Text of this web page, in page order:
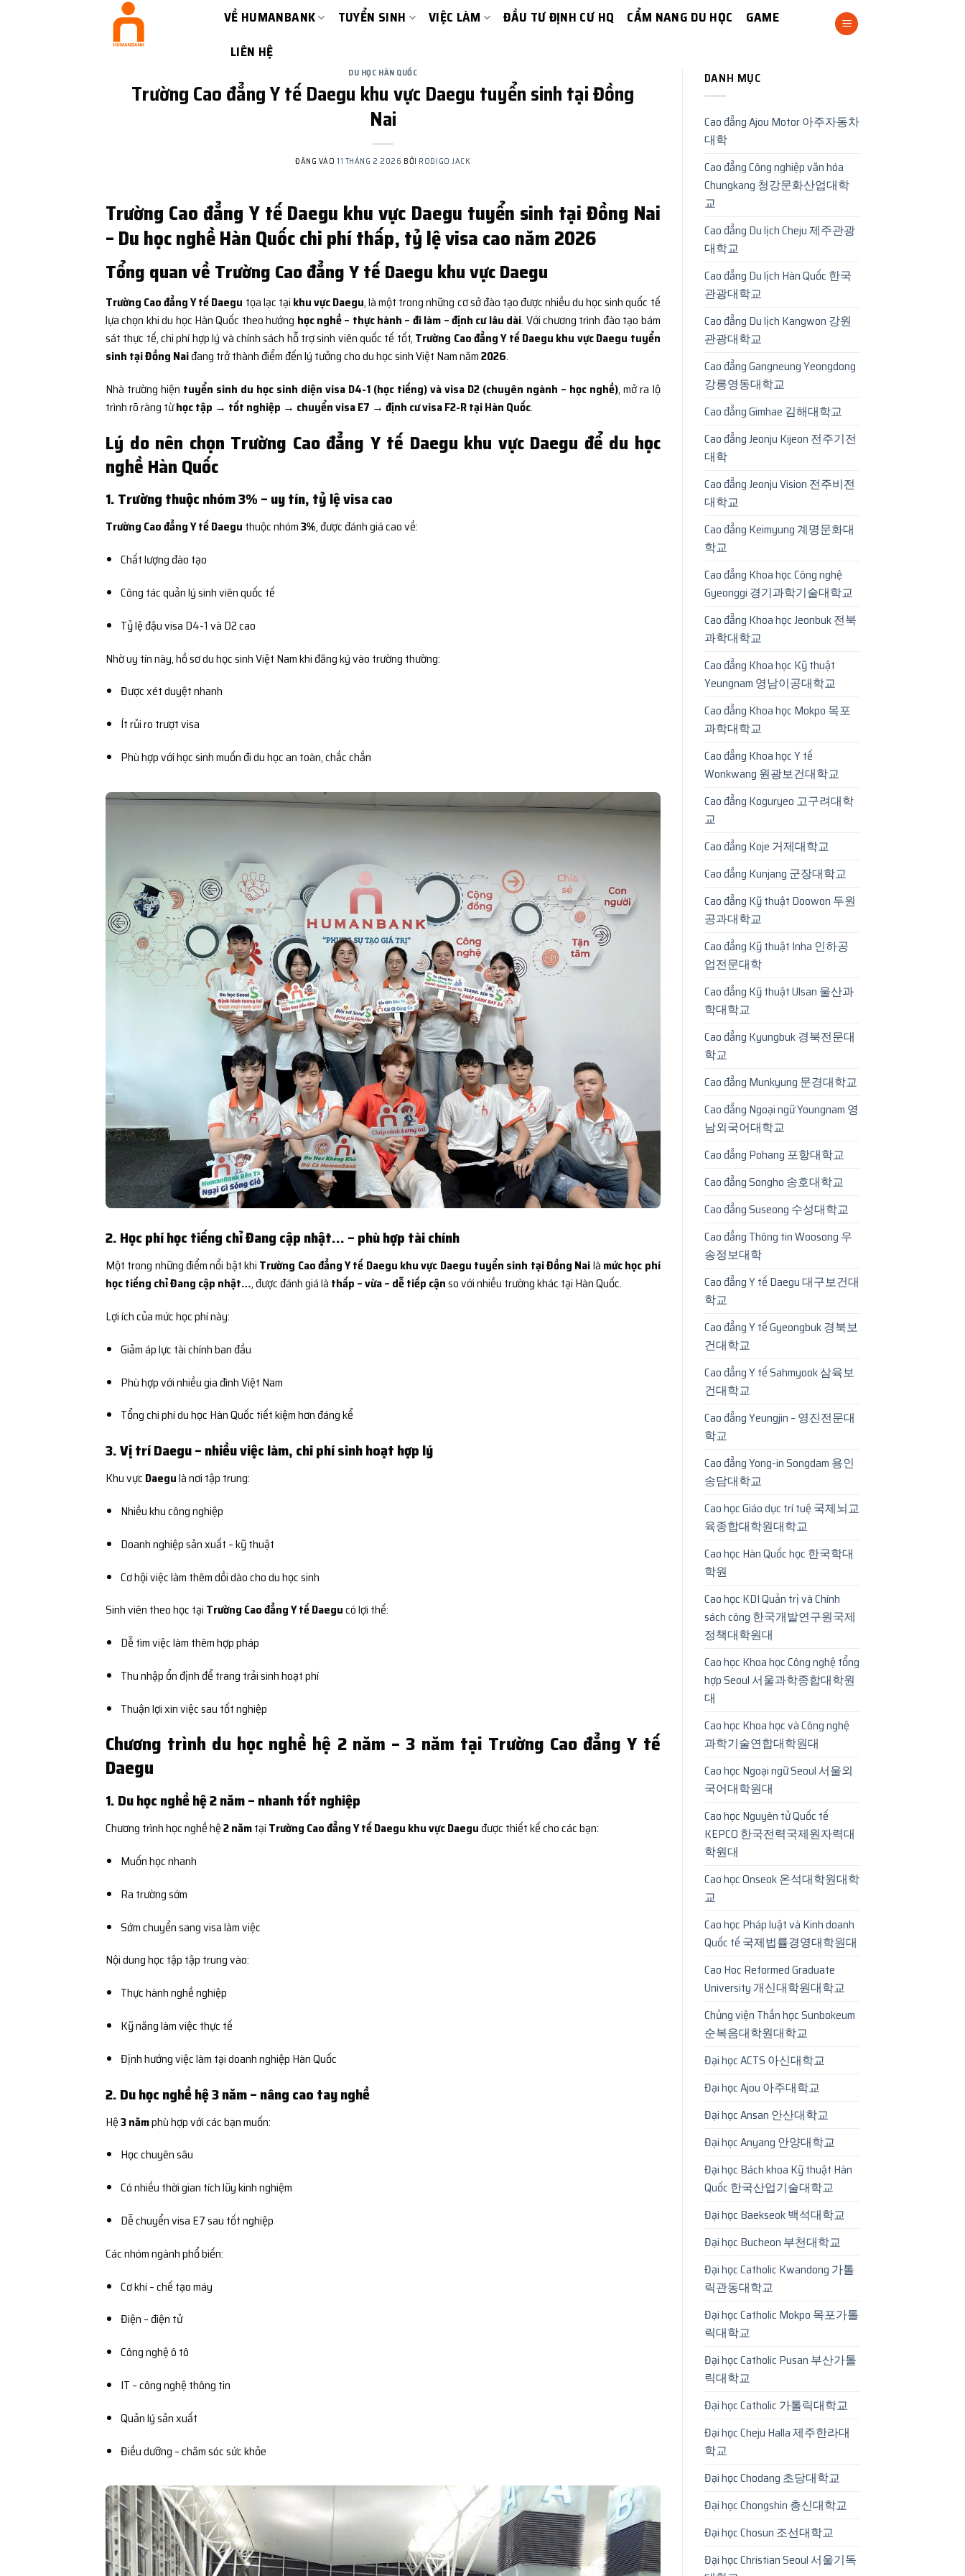
VỀ HUMANBANK TUYỂN SINH VIỆC LÀM ĐẦU TƯ ĐỊNH CƯ HQ CẨM NANG DU HỌC
GAME
LIÊN HỆ
DU HỌC HÀN QUỐC
Trường Cao đẳng Y tế Daegu khu vực Daegu tuyển sinh tại Đồng
Nai
ĐĂNG VÀO11 THÁNG 2 2026 BỞI RODIGO JACK
Trường Cao đẳng Y tế Daegu khu vực Daegu tuyển sinh tại Đồng Nai
– Du học nghề Hàn Quốc chi phí thấp, tỷ lệ visa cao năm 2026
Tổng quan về Trường Cao đẳng Y tế Daegu khu vực Daegu
Trường Cao đẳng Y tế Daegu tọa lạc tại khu vực Daegu, là một trong những cơ sở đào tạo được nhiều du học sinh quốc tế
lựa chọn khi du học Hàn Quốc theo hướng học nghề – thực hành – đi làm – định cư lâu dài. Với chương trình đào tạo bám
sát thực tế, chi phí hợp lý và chính sách hỗ trợ sinh viên quốc tế tốt, Trường Cao đẳng Y tế Daegu khu vực Daegu tuyển
sinh tại Đồng Naiđang trở thành điểm đến lý tưởng cho du học sinh Việt Nam năm2026.
Nhà trường hiện tuyển sinh du học sinh diện visa D4-1 (học tiếng) và visa D2 (chuyên ngành – học nghề), mở ra lộ
trình rõ ràng từhọc tập → tốt nghiệp → chuyển visa E7 → định cư visa F2-R tại Hàn Quốc.
Lý do nên chọn Trường Cao đẳng Y tế Daegu khu vực Daegu để du học
nghề Hàn Quốc
1. Trường thuộc nhóm 3% – uy tín, tỷ lệ visa cao
Trường Cao đẳng Y tế Daegu thuộc nhóm3%, được đánh giá cao về:
Chất lượng đào tạo
Công tác quản lý sinh viên quốc tế
Tỷ lệ đậu visa D4-1 và D2 cao
Nhờ uy tín này, hồ sơ du học sinh Việt Nam khi đăng ký vào trường thường:
Được xét duyệt nhanh
Ít rủi ro trượt visa
Phù hợp với học sinh muốn đi du học an toàn, chắc chắn
2. Học phí học tiếng chỉ Đang cập nhật… – phù hợp tài chính
Một trong những điểm nổi bật khi Trường Cao đẳng Y tế Daegu khu vực Daegu tuyển sinh tại Đồng Nailà mức học phí
học tiếng chỉ Đang cập nhật…, được đánh giá là thấp – vừa – dễ tiếp cậnso với nhiều trường khác tại Hàn Quốc.
Lợi ích của mức học phí này:
Giảm áp lực tài chính ban đầu
Phù hợp với nhiều gia đình Việt Nam
Tổng chi phí du học Hàn Quốc tiết kiệm hơn đáng kể
3. Vị trí Daegu – nhiều việc làm, chi phí sinh hoạt hợp lý
Khu vực Daegulà nơi tập trung:
Nhiều khu công nghiệp
Doanh nghiệp sản xuất – kỹ thuật
Cơ hội việc làm thêm dồi dào cho du học sinh
Sinh viên theo học tại Trường Cao đẳng Y tế Daegucó lợi thế:
Dễ tìm việc làm thêm hợp pháp
Thu nhập ổn định để trang trải sinh hoạt phí
Thuận lợi xin việc sau tốt nghiệp
Chương trình du học nghề hệ 2 năm – 3 năm tại Trường Cao đẳng Y tế
Daegu
1. Du học nghề hệ 2 năm – nhanh tốt nghiệp
Chương trình học nghề hệ2 nămtại Trường Cao đẳng Y tế Daegu khu vực Daeguđược thiết kế cho các bạn:
Muốn học nhanh
Ra trường sớm
Sớm chuyển sang visa làm việc
Nội dung học tập tập trung vào:
Thực hành nghề nghiệp
Kỹ năng làm việc thực tế
Định hướng việc làm tại doanh nghiệp Hàn Quốc
2. Du học nghề hệ 3 năm – nâng cao tay nghề
Hệ3 nămphù hợp với các bạn muốn:
Học chuyên sâu
Có nhiều thời gian tích lũy kinh nghiệm
Dễ chuyển visa E7 sau tốt nghiệp
Các nhóm ngành phổ biến:
Cơ khí – chế tạo máy
Điện – điện tử
Công nghệ ô tô
IT – công nghệ thông tin
Quản lý sản xuất
Điều dưỡng – chăm sóc sức khỏe
DANH MỤC
Cao đẳng Ajou Motor 아주자동차
대학
Cao đẳng Công nghiệp văn hóa
Chungkang 청강문화산업대학
교
Cao đẳng Du lịch Cheju 제주관광
대학교
Cao đẳng Du lịch Hàn Quốc 한국
관광대학교
Cao đẳng Du lịch Kangwon 강원
관광대학교
Cao đẳng Gangneung Yeongdong
강릉영동대학교
Cao đẳng Gimhae 김해대학교
Cao đẳng Jeonju Kijeon 전주기전
대학
Cao đẳng Jeonju Vision 전주비전
대학교
Cao đẳng Keimyung 계명문화대
학교
Cao đẳng Khoa học Công nghệ
Gyeonggi 경기과학기술대학교
Cao đẳng Khoa học Jeonbuk 전북
과학대학교
Cao đẳng Khoa học Kỹ thuật
Yeungnam 영남이공대학교
Cao đẳng Khoa học Mokpo 목포
과학대학교
Cao đẳng Khoa học Y tế
Wonkwang 원광보건대학교
Cao đẳng Koguryeo 고구려대학
교
Cao đẳng Koje 거제대학교
Cao đẳng Kunjang 군장대학교
Cao đẳng Kỹ thuật Doowon 두원
공과대학교
Cao đẳng Kỹ thuật Inha 인하공
업전문대학
Cao đẳng Kỹ thuật Ulsan 울산과
학대학교
Cao đẳng Kyungbuk 경북전문대
학교
Cao đẳng Munkyung 문경대학교
Cao đẳng Ngoại ngữ Youngnam 영
남외국어대학교
Cao đẳng Pohang 포항대학교
Cao đẳng Songho 송호대학교
Cao đẳng Suseong 수성대학교
Cao đẳng Thông tin Woosong 우
송정보대학
Cao đẳng Y tế Daegu 대구보건대
학교
Cao đẳng Y tế Gyeongbuk 경북보
건대학교
Cao đẳng Y tế Sahmyook 삼육보
건대학교
Cao đẳng Yeungjin – 영진전문대
학교
Cao đẳng Yong-in Songdam 용인
송담대학교
Cao học Giáo dục trí tuệ 국제뇌교
육종합대학원대학교
Cao học Hàn Quốc học 한국학대
학원
Cao học KDI Quản trị và Chính
sách công 한국개발연구원국제
정책대학원대
Cao học Khoa học Công nghệ tổng
hợp Seoul 서울과학종합대학원
대
Cao học Khoa học và Công nghệ
과학기술연합대학원대
Cao học Ngoại ngữ Seoul 서울외
국어대학원대
Cao học Nguyên tử Quốc tế
KEPCO 한국전력국제원자력대
학원대
Cao học Onseok 온석대학원대학
교
Cao học Pháp luật và Kinh doanh
Quốc tế 국제법률경영대학원대
Cao Hoc Reformed Graduate
University 개신대학원대학교
Chủng viện Thần học Sunbokeum
순복음대학원대학교
Đại học ACTS 아신대학교
Đại học Ajou 아주대학교
Đại học Ansan 안산대학교
Đại học Anyang 안양대학교
Đại học Bách khoa Kỹ thuật Hàn
Quốc 한국산업기술대학교
Đại học Baekseok 백석대학교
Đại học Bucheon 부천대학교
Đại học Catholic Kwandong 가톨
릭관동대학교
Đại học Catholic Mokpo 목포가톨
릭대학교
Đại học Catholic Pusan 부산가톨
릭대학교
Đại học Catholic 가톨릭대학교
Đại học Cheju Halla 제주한라대
학교
Đại học Chodang 초당대학교
Đại học Chongshin 총신대학교
Đại học Chosun 조선대학교
Đại học Christian Seoul 서울기독